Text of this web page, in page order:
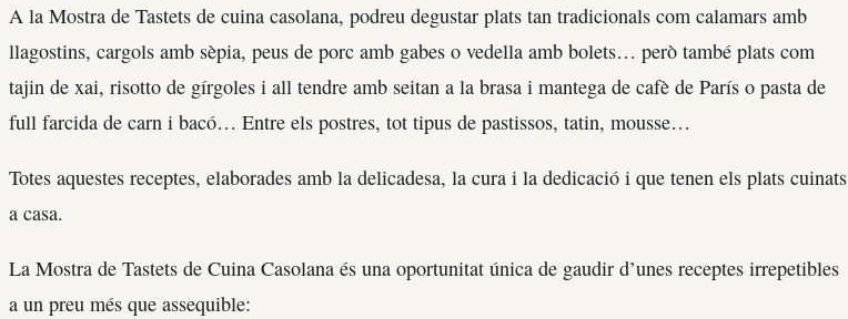
A la Mostra de Tastets de cuina casolana, podreu degustar plats tan tradicionals com calamars amb
llagostins, cargols amb sèpia, peus de porc amb gabes o vedella amb bolets… però també plats com
tajin de xai, risotto de gírgoles i all tendre amb seitan a la brasa i mantega de cafè de París o pasta de
full farcida de carn i bacó… Entre els postres, tot tipus de pastissos, tatin, mousse…
Totes aquestes receptes, elaborades amb la delicadesa, la cura i la dedicació i que tenen els plats cuinats
a casa.
La Mostra de Tastets de Cuina Casolana és una oportunitat única de gaudir d’unes receptes irrepetibles
a un preu més que assequible: